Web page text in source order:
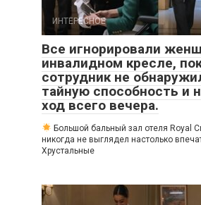
ИНТЕРЕСНОЕ
Все игнорировали
инвалидном кресле,
сотрудник не
тайную способность и
ход всего вечера.
Большой бальный зал отеля Royal
никогда не выглядел настолько
Хрустальные